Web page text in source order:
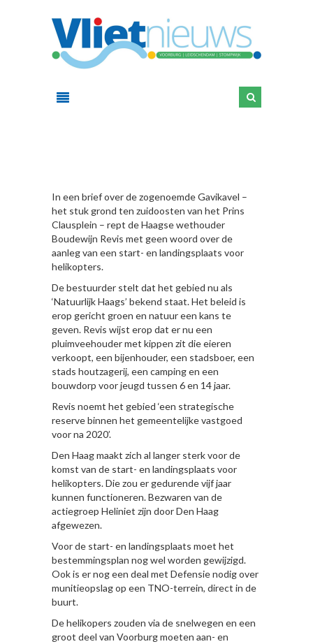
In een brief over de zogenoemde Gavikavel –
het stuk grond ten zuidoosten van het Prins
Clausplein – rept de Haagse wethouder
Boudewijn Revis met geen woord over de
aanleg van een start- en landingsplaats voor
helikopters.
De bestuurder stelt dat het gebied nu als
‘Natuurlijk Haags’ bekend staat. Het beleid is
erop gericht groen en natuur een kans te
geven. Revis wijst erop dat er nu een
pluimveehouder met kippen zit die eieren
verkoopt, een bijenhouder, een stadsboer, een
stads houtzagerij, een camping en een
bouwdorp voor jeugd tussen 6 en 14 jaar.
Revis noemt het gebied ‘een strategische
reserve binnen het gemeentelijke vastgoed
voor na 2020’.
Den Haag maakt zich al langer sterk voor de
komst van de start- en landingsplaats voor
helikopters. Die zou er gedurende vijf jaar
kunnen functioneren. Bezwaren van de
actiegroep Heliniet zijn door Den Haag
afgewezen.
Voor de start- en landingsplaats moet het
bestemmingsplan nog wel worden gewijzigd.
Ook is er nog een deal met Defensie nodig over
munitieopslag op een TNO-terrein, direct in de
buurt.
De helikopers zouden via de snelwegen en een
groot deel van Voorburg moeten aan- en